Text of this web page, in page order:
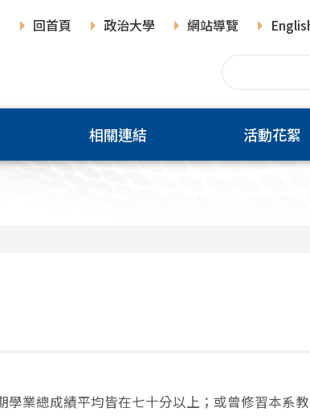
回首頁
政治大學 網站導覽
相關連結 活動花絮
業總成績平均皆在七十分以上；或曾修習本系